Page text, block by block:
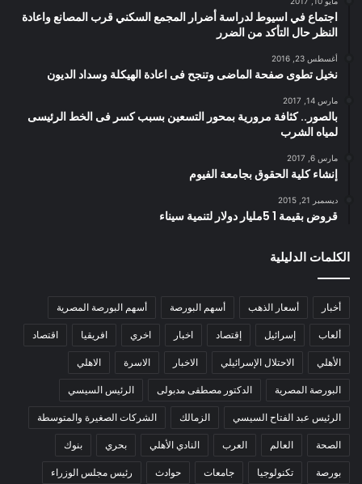
اجتماع في اسيوط لدراسة أضرار المجمع السكني قرب المصانع واعادة
النظر حال التأكد من الضرر
أغسطس 23, 2016
نخيل تطوى صفحة الماضى وتنجح فى اعادة الهيكلة وسداد الديون
مارس 14, 2017
بالصور.. كثافة مرورية بمحور التسعين بسبب كسر فى الخط الرئيسى
لمياه الشرب
مارس 6, 2017
إنشاء كلية الحقوق بجامعة الفيوم
ديسمبر 21, 2015
قروض بقيمة 1 5مليار دولار لتنمية سيناء
الكلمات الدليلية
أخبار أسعار الذهب أسهم البورصة أسهم البورصة المصرية
ألعاب إسرائيل إقتصاد اخبار اخري افريقيا اقتصاد
الأهلي الاحتلال الإسرائيلي الاخبار الاسرة الاهلي
البورصة المصرية الدكتور مصطفى مدبولى الرئيس السيسي
الرئيس عبد الفتاح السيسي الزمالك الشركات الصغيرة والمتوسطة
الصحة العالم العرب النادي الأهلي بحري بنوك
بورصة تكنولوجيا جامعات حوادث رئيس مجلس الوزراء